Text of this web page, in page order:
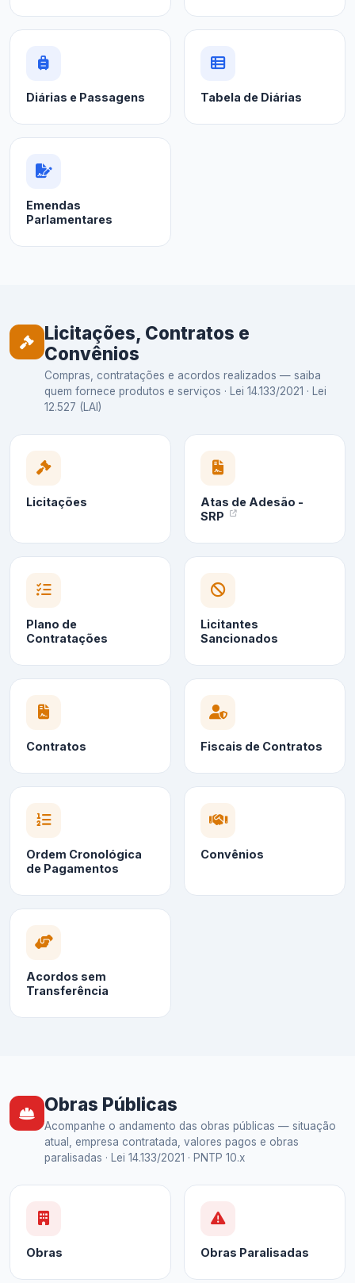
Diárias e Passagens Tabela de Diárias
Emendas
Parlamentares
Licitações, Contratos e
Convênios
Compras, contratações e acordos realizados — saiba
quem fornece produtos e serviços · Lei 14.133/2021 · Lei
12.527 (LAI)
Licitações
Atas de Adesão -
SRP
Plano de
Contratações
Licitantes
Sancionados
Contratos Fiscais de Contratos
Ordem Cronológica
de Pagamentos
Convênios
Acordos sem
Transferência
Obras Públicas
Acompanhe o andamento das obras públicas — situação
atual, empresa contratada, valores pagos e obras
paralisadas · Lei 14.133/2021 · PNTP 10.x
Obras Obras Paralisadas